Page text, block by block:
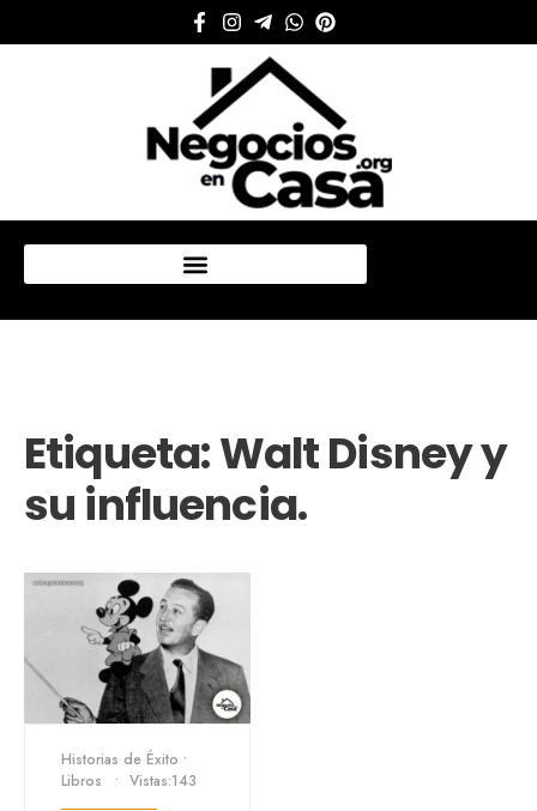
Etiqueta:Walt Disney y
su influencia.
Historias de Éxito •
Libros
• Vistas:143